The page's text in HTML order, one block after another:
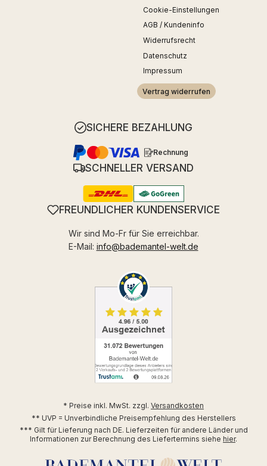
Cookie-Einstellungen
AGB / Kundeninfo
Widerrufsrecht
Datenschutz
Impressum
Vertrag widerrufen
SICHERE BEZAHLUNG
Rechnung
SCHNELLER VERSAND
FREUNDLICHER KUNDENSERVICE
Wir sind Mo-Fr für Sie erreichbar.
E-Mail: info@bademantel-welt.de
* Preise inkl. MwSt. zzgl. Versandkosten
** UVP = Unverbindliche Preisempfehlung des Herstellers
*** Gilt für Lieferung nach DE. Lieferzeiten für andere Länder und
Informationen zur Berechnung des Liefertermins siehe hier.